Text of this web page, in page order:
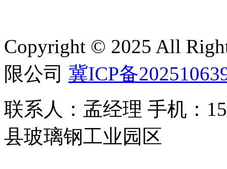
Copyright © 2025 All
限公司 冀ICP备
联系人：孟经理 手机：
县玻璃钢工业园区